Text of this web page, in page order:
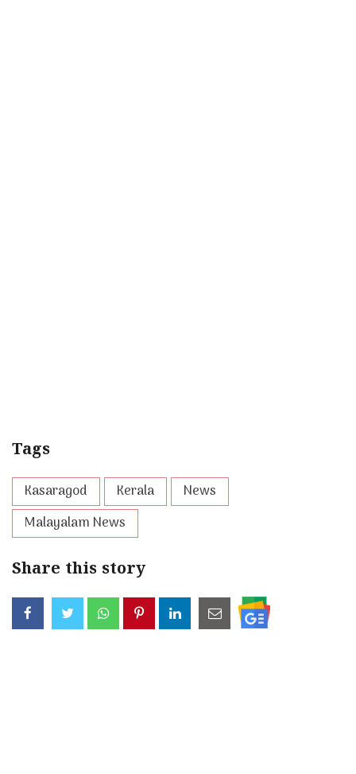
Tags
Kasaragod Kerala
News
Malayalam News
Share this story